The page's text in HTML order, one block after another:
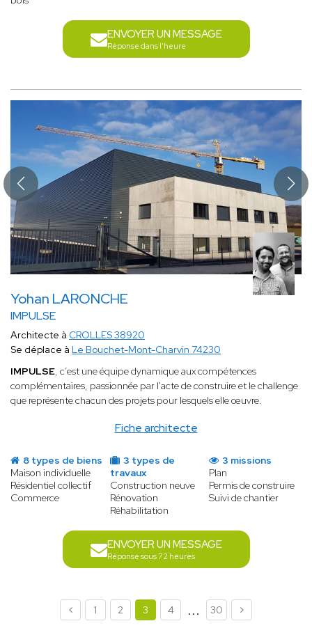
ENVOYER UN MESSAGE
Réponse dans l'heure
Yohan LARONCHE
IMPULSE
Fiche architecte
Architecte à CROLLES 38920
Se déplace à Le Bouchet-Mont-Charvin 74230
IMPULSE, c’est une équipe dynamique aux compétences
complémentaires, passionnée par l'acte de construire et le challenge
que représente chacun des projets pour lesquels elle œuvre.
8 types de biens
Maison individuelle
Résidentiel collectif
Commerce
3 types de
travaux
Construction neuve
Rénovation
Réhabilitation
3 missions
Plan
Permis de construire
Suivi de chantier
ENVOYER UN MESSAGE
Réponse sous 72 heures
1 2 3 4 ... 30